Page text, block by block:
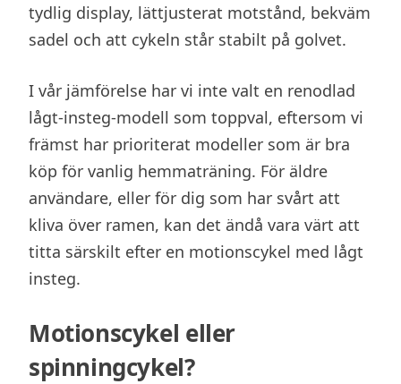
tydlig display, lättjusterat motstånd, bekväm
sadel och att cykeln står stabilt på golvet.
I vår jämförelse har vi inte valt en renodlad
lågt-insteg-modell som toppval, eftersom vi
främst har prioriterat modeller som är bra
köp för vanlig hemmaträning. För äldre
användare, eller för dig som har svårt att
kliva över ramen, kan det ändå vara värt att
titta särskilt efter en motionscykel med lågt
insteg.
Motionscykel eller
spinningcykel?